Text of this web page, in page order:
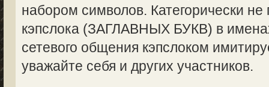
набором символов. Категорически не
кэпслока (ЗАГЛАВНЫХ БУКВ) в
сетевого общения кэпслоком
уважайте себя и других участников.